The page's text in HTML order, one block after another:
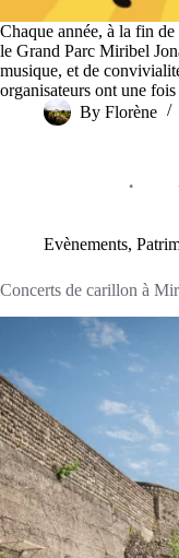
Chaque année, à la fin
le Grand Parc Miribel
musique, et de
organisateurs ont une
By Florène
Evènements,
Concerts de carillon à